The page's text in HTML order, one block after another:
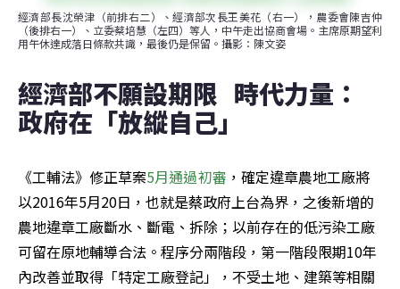
經濟部長沈榮津（前排右二）、經濟部次長王美花（右一），農委會陳吉仲
（後排右一）、立委蔡培慧（左四）等人，中午走出協商會場。主席原期望利
用午休達成落日條款共識，最後仍是保留。攝影：陳文姿
經濟部不願設期限   時代力量：
政府在「放縱自己」
《工輔法》修正草案5月通過初審 ，確定違章農地工廠將
以2016年5月20日，也就是蔡政府上台為界，之後新增的
農地違章工廠斷水、斷電、拆除；以前存在的低污染工廠
可留在原地輔導合法。程序分兩階段，第一階段限期10年
內改善並取得「特定工廠登記」，不受土地、建築等相關